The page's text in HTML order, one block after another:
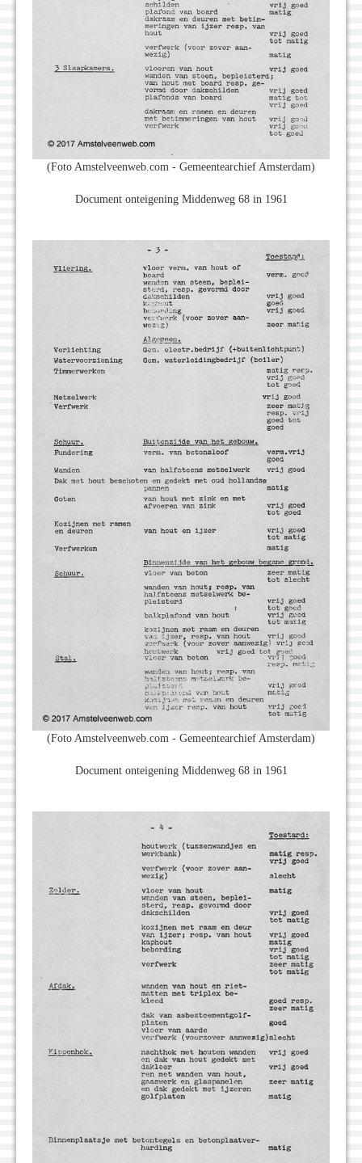
(Foto Amstelveenweb.com - Gemeentearchief Amsterdam)
Document onteigening Middenweg 68 in 1961
(Foto Amstelveenweb.com - Gemeentearchief Amsterdam)
Document onteigening Middenweg 68 in 1961